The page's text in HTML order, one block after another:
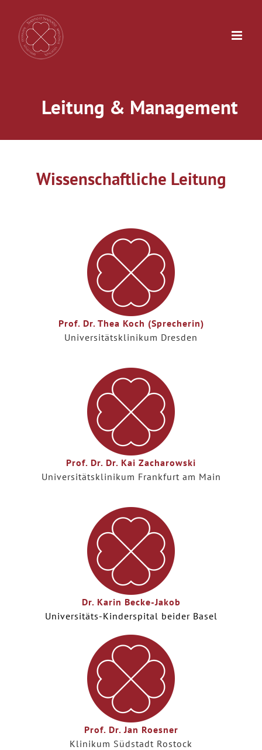
Inhalt
springen
Leitung & Management
Wissenschaftliche Leitung
Prof. Dr. Thea Koch (Sprecherin)
Universitätsklinikum Dresden
Prof. Dr. Dr. Kai Zacharowski
Universitätsklinikum Frankfurt am Main
Dr. Karin Becke-Jakob
Universitäts-Kinderspital beider Basel
Prof. Dr. Jan Roesner
Klinikum Südstadt Rostock